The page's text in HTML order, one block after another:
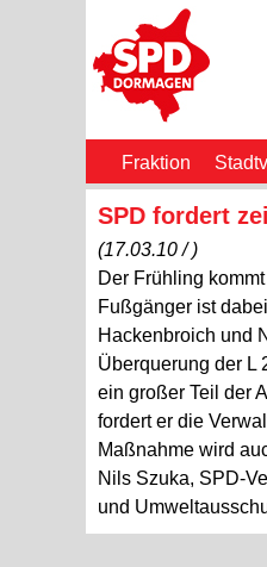
Fraktion
SPD fordert
(17.03.10 / )
Der Frühling
Fußgänger ist
Hackenbroich und
Überquerung der L
ein großer Teil der
fordert er die
Maßnahme wird
Nils Szuka, SPD-
und